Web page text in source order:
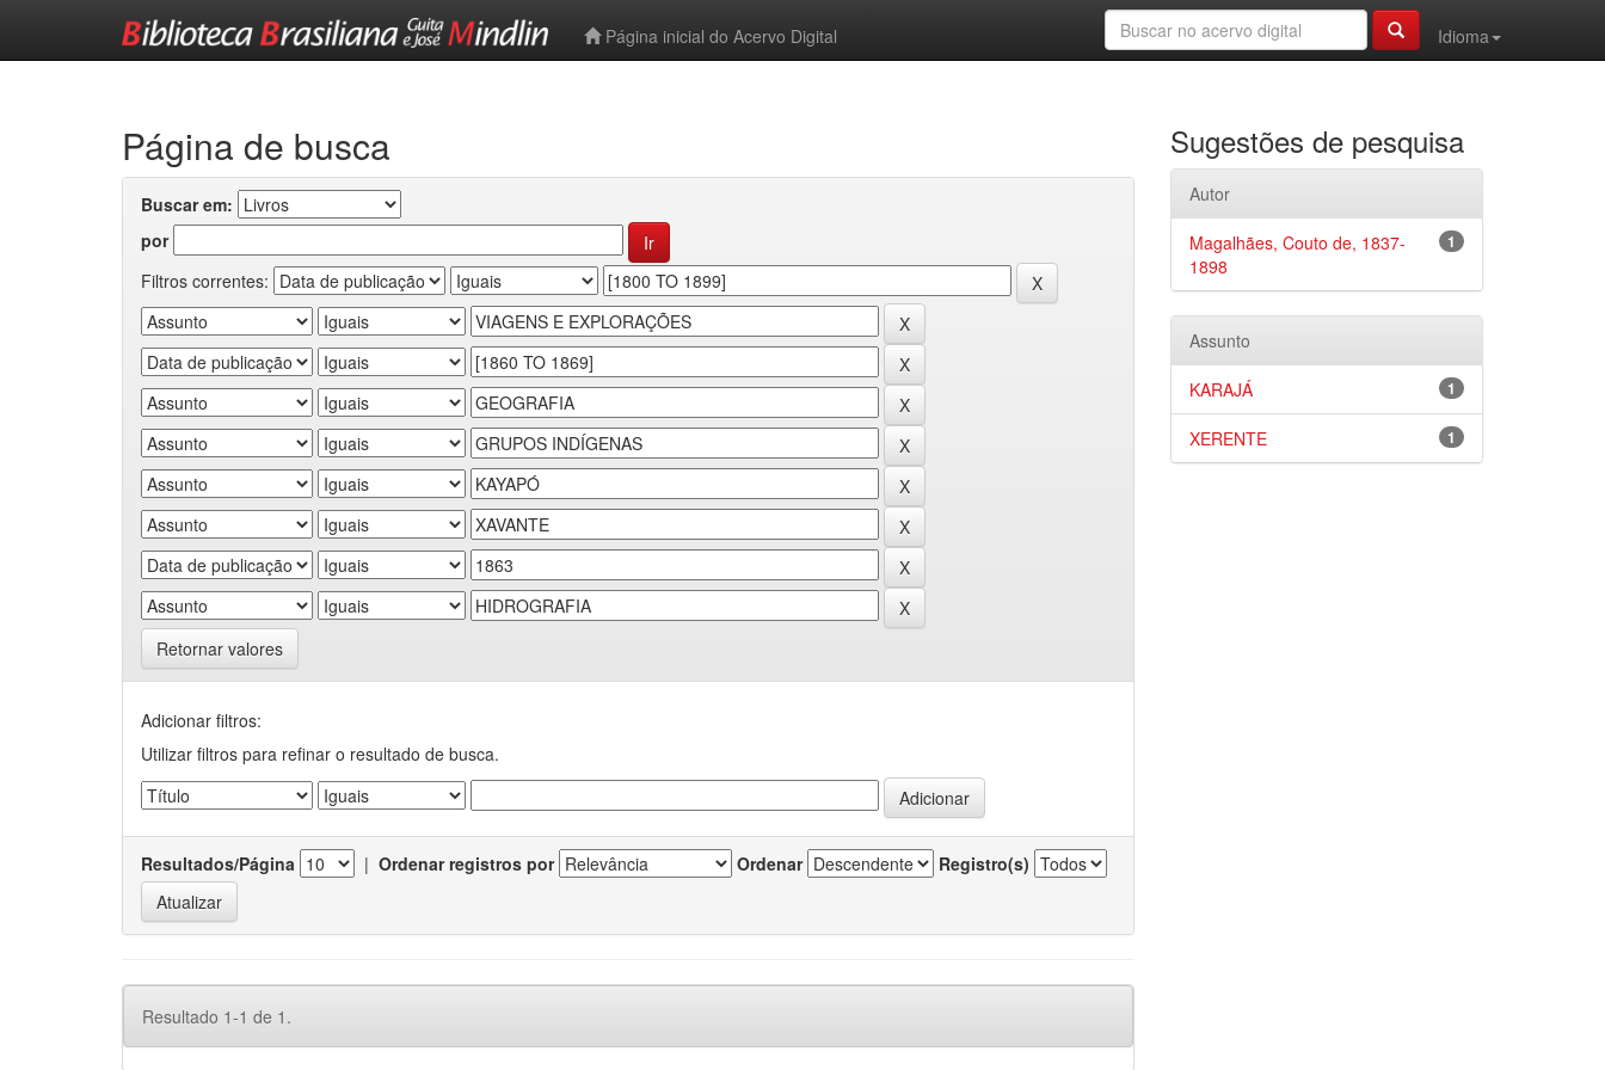
Página inicial do Acervo Digital
Idioma
Página de busca
Buscar em:
por
Filtros correntes:
Retornar valores
Adicionar filtros:
Utilizar filtros para refinar o resultado de busca.
Resultados/Página | Ordenar registros por Ordenar Registro(s)
Resultado 1-1 de 1.
Sugestões de pesquisa
Autor
1
Magalhães, Couto de, 1837-
1898
Assunto
1
KARAJÁ
1
XERENTE